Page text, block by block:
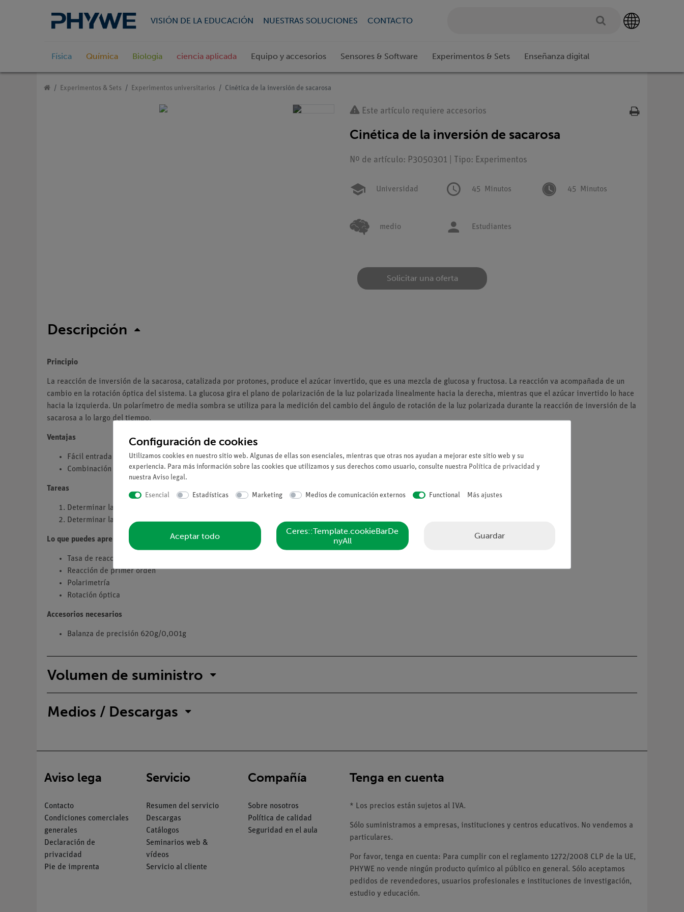
VISIÓN DE LA EDUCACIÓN NUESTRAS SOLUCIONES CONTACTO
Física Química Biologia ciencia aplicada Equipo y accesorios Sensores & Software Experimentos & Sets Enseñanza digital
Experimentos & Sets Experimentos universitarios Cinética de la inversión de sacarosa
Este artículo requiere accesorios
Cinética de la inversión de sacarosa
Nº de artículo: P3050301 | Tipo: Experimentos
Universidad 45 Minutos 45 Minutos
medio Estudiantes
Solicitar una oferta
Descripción
Principio
La reacción de inversión de la sacarosa, catalizada por protones, produce el azúcar invertido, que es una mezcla de glucosa y fructosa. La reacción va acompañada de un
cambio en la rotación óptica del sistema. La glucosa gira el plano de polarización de la luz polarizada linealmente hacia la derecha, mientras que el azúcar invertido lo hace
hacia la izquierda. Un polarímetro de media sombra se utiliza para la medición del cambio del ángulo de rotación de la luz polarizada durante la reacción de inversión de la
sacarosa a lo largo del tiempo.
Ventajas
Fácil entrada en la polarimetría
Combinación de habilidades metodológicas y conocimientos teóricos
Tareas
Determinar la rotación específica de la sacarosa y la lactosa midiendo el ángulo de rotación de soluciones de distintas concentraciones.
Determinar la constante de velocidad de la inversión de la sacarosa.
Lo que puedes aprender sobre
Tasa de reacción
Reacción de primer orden
Polarimetría
Rotación óptica
Accesorios necesarios
Balanza de precisión 620g/0,001g
Volumen de suministro
Medios / Descargas
Aviso lega
Contacto
Condiciones comerciales
generales
Declaración de
privacidad
Pie de imprenta
Servicio
Resumen del servicio
Descargas
Catálogos
Seminarios web &
vídeos
Servicio al cliente
Compañía
Sobre nosotros
Política de calidad
Seguridad en el aula
Tenga en cuenta
* Los precios están sujetos al IVA.
Sólo suministramos a empresas, instituciones y centros educativos. No vendemos a
particulares.
Por favor, tenga en cuenta: Para cumplir con el reglamento 1272/2008 CLP de la UE,
PHYWE no vende ningún producto químico al público en general. Sólo aceptamos
pedidos de revendedores, usuarios profesionales e instituciones de investigación,
estudio y educación.
Configuración de cookies
Utilizamos cookies en nuestro sitio web. Algunas de ellas son esenciales, mientras que otras nos ayudan a mejorar este sitio web y su
experiencia. Para más información sobre las cookies que utilizamos y sus derechos como usuario, consulte nuestra Política de privacidad y
nuestra Aviso legal.
Esencial Estadísticas Marketing Medios de comunicación externos Functional Más ajustes
Aceptar todo
Ceres::Template.cookieBarDe
nyAll
Guardar